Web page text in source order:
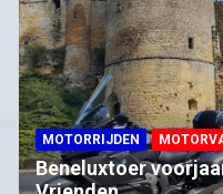
MOTORRIJDEN
Beneluxtoer